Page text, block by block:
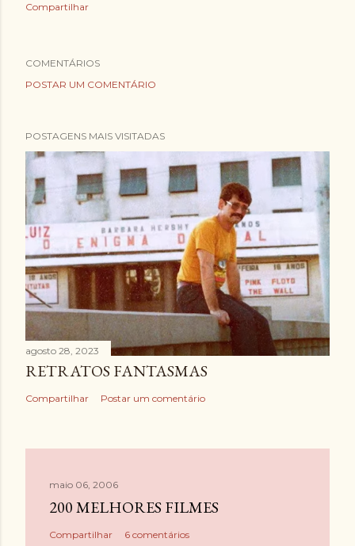
Compartilhar
COMENTÁRIOS
POSTAR UM COMENTÁRIO
POSTAGENS MAIS VISITADAS
agosto 28, 2023
RETRATOS FANTASMAS
Compartilhar Postar um comentário
maio 06, 2006
200 MELHORES FILMES
Compartilhar 6 comentários